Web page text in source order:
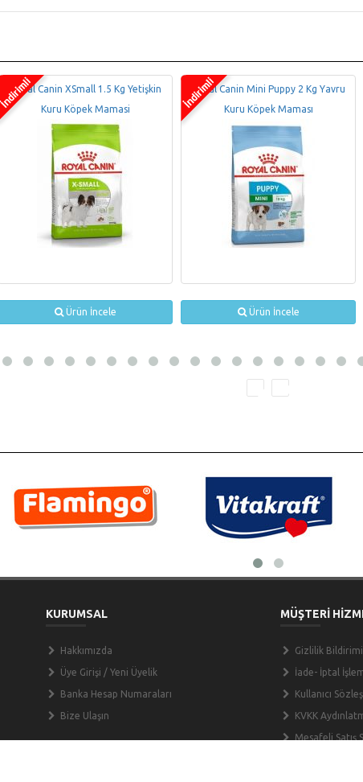
Royal Canin XSmall 1.5 Kg Yetişkin
Kuru Köpek Mamasi
Ürün İncele
Royal Canin Mini Puppy 2 Kg Yavru
Kuru Köpek Maması
Ürün İncele
KURUMSAL
Hakkımızda
Üye Girişi / Yeni Üyelik
Banka Hesap Numaraları
Bize Ulaşın
MÜŞTERİ
Gizlilik Bildirimi
İade- İptal
Kullanıcı
KVKK
Mesafeli Satış